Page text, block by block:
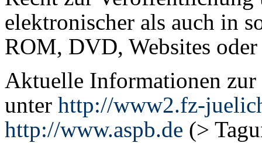
elektronischer als auch in
ROM, DVD, Websites
Aktuelle Informationen
unter http://www2.fz-
http://www.aspb.de (>